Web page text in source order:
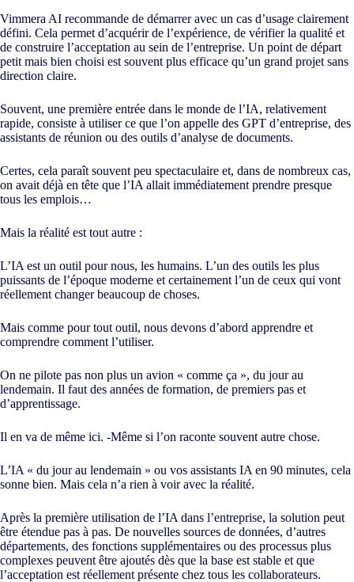
Vimmera AI recommande de démarrer avec un cas d’usage clairement
défini. Cela permet d’acquérir de l’expérience, de vérifier la qualité et
de construire l’acceptation au sein de l’entreprise. Un point de départ
petit mais bien choisi est souvent plus efficace qu’un grand projet sans
direction claire.
Souvent, une première entrée dans le monde de l’IA, relativement
rapide, consiste à utiliser ce que l’on appelle des GPT d’entreprise, des
assistants de réunion ou des outils d’analyse de documents.
Certes, cela paraît souvent peu spectaculaire et, dans de nombreux cas,
on avait déjà en tête que l’IA allait immédiatement prendre presque
tous les emplois…
Mais la réalité est tout autre :
L’IA est un outil pour nous, les humains. L’un des outils les plus
puissants de l’époque moderne et certainement l’un de ceux qui vont
réellement changer beaucoup de choses.
Mais comme pour tout outil, nous devons d’abord apprendre et
comprendre comment l’utiliser.
On ne pilote pas non plus un avion « comme ça », du jour au
lendemain. Il faut des années de formation, de premiers pas et
d’apprentissage.
Il en va de même ici. -Même si l’on raconte souvent autre chose.
L’IA « du jour au lendemain » ou vos assistants IA en 90 minutes, cela
sonne bien. Mais cela n’a rien à voir avec la réalité.
Après la première utilisation de l’IA dans l’entreprise, la solution peut
être étendue pas à pas. De nouvelles sources de données, d’autres
départements, des fonctions supplémentaires ou des processus plus
complexes peuvent être ajoutés dès que la base est stable et que
l’acceptation est réellement présente chez tous les collaborateurs.